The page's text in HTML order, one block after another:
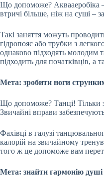
Що допоможе? Аквааеробіка
втричі більше, ніж на суші –
Такі заняття можуть
гідропояс або трубки з
однаково підходять молодим
підходить для початківців,
Мета: зробити ноги
Що допоможе? Танці! Тільки
Звичайні вправи
Фахівці в галузі
калорій на звичайному
того ж це допоможе вам
Мета: знайти гармонію душі